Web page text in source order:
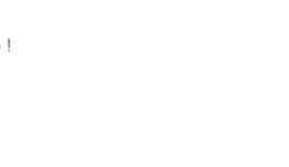
!
meditação diversas vezes,